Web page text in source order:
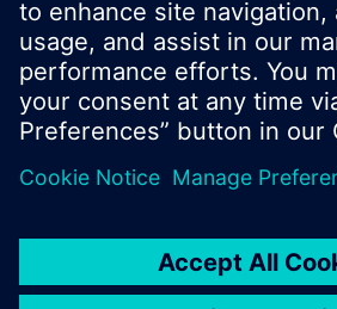
© Siemens Switzerland Ltd. 2017